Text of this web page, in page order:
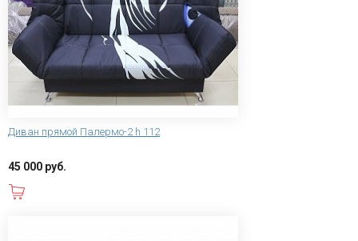
Диван прямой Палермо-2 h 112
45 000 руб.